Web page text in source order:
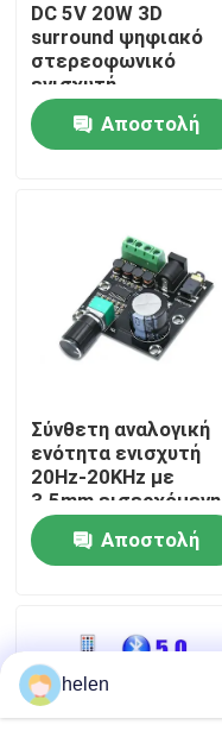
Σπίτι
Προϊόντα
Επισκεψή
Έλεγχος Ποιότητας
Επικοινωνήστε
Ειδήσεις
Υποθέσεις
Ιστολόγιο
Μονάδα πίνακα
DC 5V 20W 3D
surround ψηφιακό
στερεοφωνικό
ενισχυτή
Αποστολή
Σύνθετη αναλογική
ενότητα ενισχυτή
20Hz-20KHz με
3.5mm εισερχόμενη
διεπαφή και
ασημένιο φινίρισμα
Αποστολή
helen